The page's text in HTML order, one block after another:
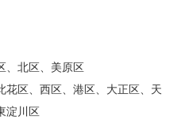
、北区、美原区
花区、西区、港区、大正区、天
淀川区